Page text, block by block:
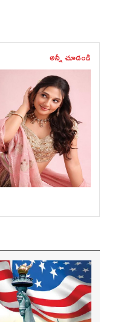
అన్నీ చూడండి